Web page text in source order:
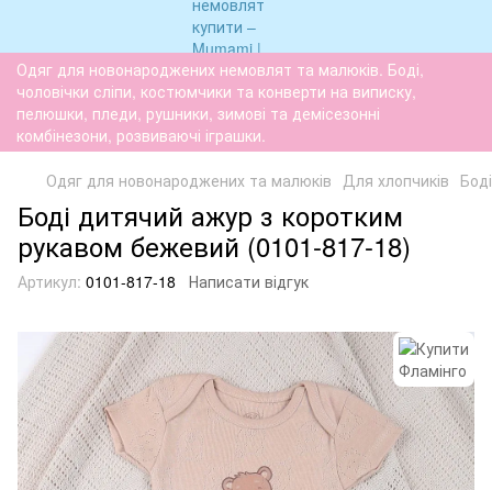
Одяг для новонароджених немовлят та малюків. Боді,
чоловічки сліпи, костюмчики та конверти на виписку,
пелюшки, пледи, рушники, зимові та демісезонні
комбінезони, розвиваючі іграшки.
Одяг для новонароджених та малюків Для хлопчиків
Боді дитячий ажур з коротким
рукавом бежевий (0101-817-18)
Артикул: 0101-817-18 Написати відгук